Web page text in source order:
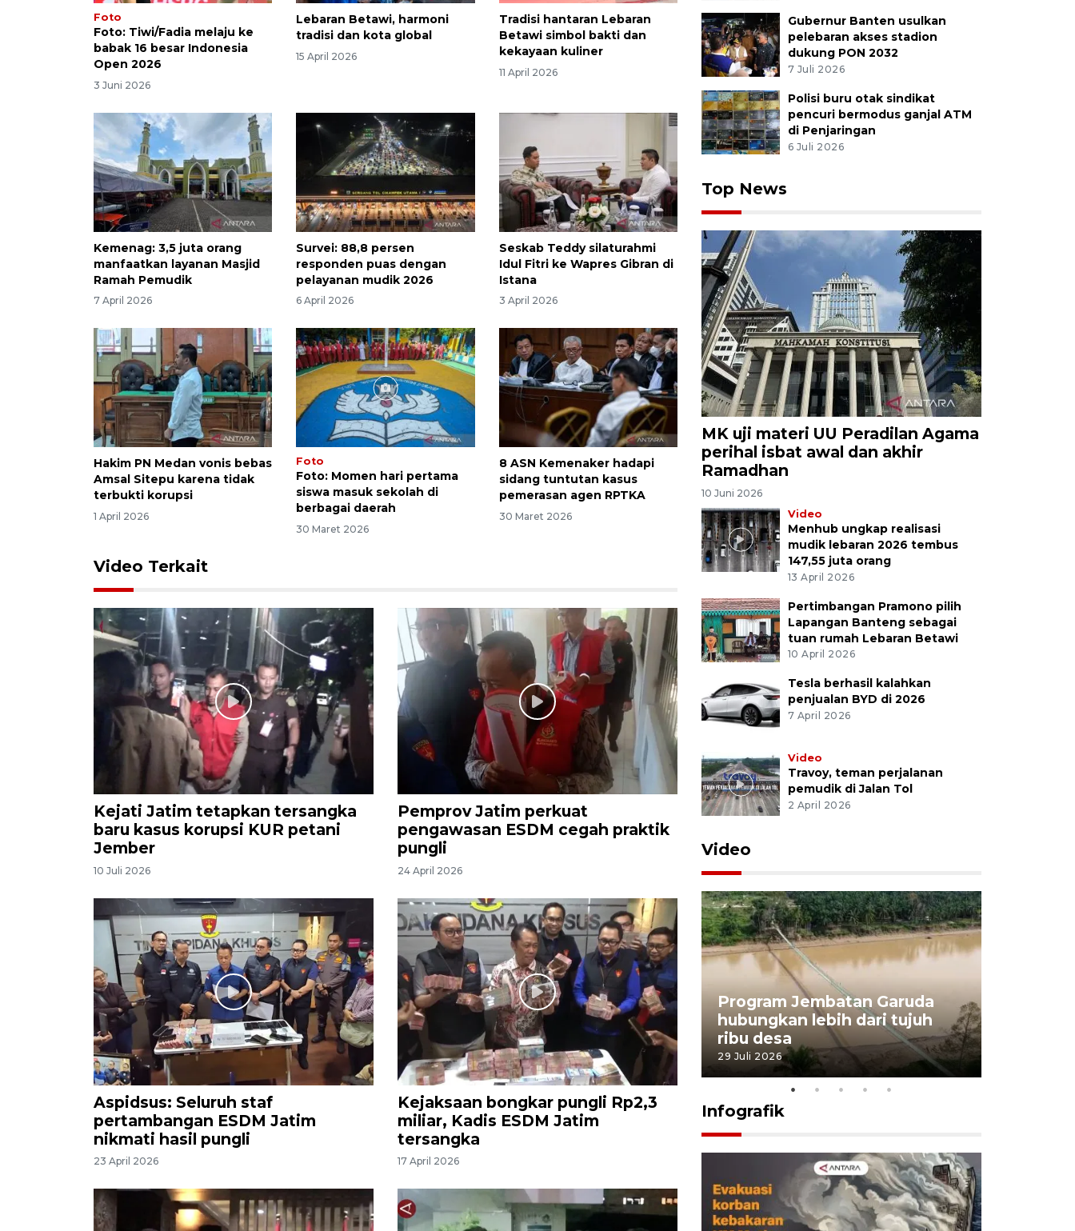
Foto
Foto: Tiwi/Fadia melaju ke
babak 16 besar Indonesia
Open 2026
3 Juni 2026
Lebaran Betawi, harmoni
tradisi dan kota global
15 April 2026
Tradisi hantaran Lebaran
Betawi simbol bakti dan
kekayaan kuliner
11 April 2026
Kemenag: 3,5 juta orang
manfaatkan layanan Masjid
Ramah Pemudik
7 April 2026
Survei: 88,8 persen
responden puas dengan
pelayanan mudik 2026
6 April 2026
Seskab Teddy silaturahmi
Idul Fitri ke Wapres Gibran di
Istana
3 April 2026
Hakim PN Medan vonis bebas
Amsal Sitepu karena tidak
terbukti korupsi
1 April 2026
Foto
Foto: Momen hari pertama
siswa masuk sekolah di
berbagai daerah
30 Maret 2026
8 ASN Kemenaker hadapi
sidang tuntutan kasus
pemerasan agen RPTKA
30 Maret 2026
Video Terkait
Kejati Jatim tetapkan tersangka
baru kasus korupsi KUR petani
Jember
10 Juli 2026
Pemprov Jatim perkuat
pengawasan ESDM cegah praktik
pungli
24 April 2026
Aspidsus: Seluruh staf
pertambangan ESDM Jatim
nikmati hasil pungli
23 April 2026
Kejaksaan bongkar pungli Rp2,3
miliar, Kadis ESDM Jatim
tersangka
17 April 2026
Gubernur Banten usulkan
pelebaran akses stadion
dukung PON 2032
7 Juli 2026
Polisi buru otak sindikat
pencuri bermodus ganjal ATM
di Penjaringan
6 Juli 2026
Top News
MK uji materi UU Peradilan Agama
perihal isbat awal dan akhir
Ramadhan
10 Juni 2026
Video
Menhub ungkap realisasi
mudik lebaran 2026 tembus
147,55 juta orang
13 April 2026
Pertimbangan Pramono pilih
Lapangan Banteng sebagai
tuan rumah Lebaran Betawi
10 April 2026
Tesla berhasil kalahkan
penjualan BYD di 2026
7 April 2026
Video
Travoy, teman perjalanan
pemudik di Jalan Tol
2 April 2026
Video
Gabung Persebaya, striker
timnas Ramadhan Sananta
kembali asah naluri
9 Juli 2026
Program Jembatan Garuda
hubungkan lebih dari tujuh
ribu desa
29 Juli 2026
Infografik